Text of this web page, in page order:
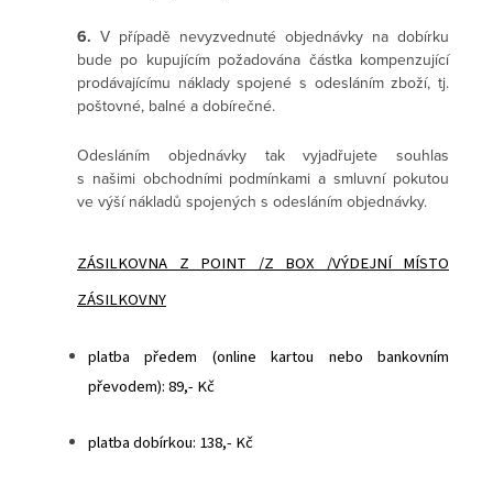
6. V případě nevyzvednuté objednávky na dobírku
bude po kupujícím požadována částka kompenzující
prodávajícímu náklady spojené s odesláním zboží, tj.
poštovné, balné a dobírečné.
Odesláním objednávky tak vyjadřujete souhlas
s našimi obchodními podmínkami a smluvní pokutou
ve výší nákladů spojených s odesláním objednávky.
ZÁSILKOVNA Z POINT /Z BOX /VÝDEJNÍ MÍSTO
ZÁSILKOVNY
platba předem (online kartou nebo bankovním
převodem): 89,- Kč
platba dobírkou: 138,- Kč